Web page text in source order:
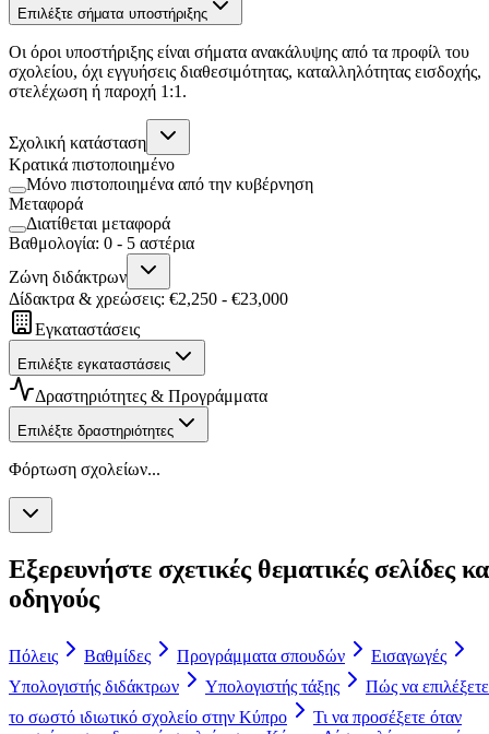
Επιλέξτε σήματα υποστήριξης
Οι όροι υποστήριξης είναι σήματα ανακάλυψης από τα προφίλ του
σχολείου, όχι εγγυήσεις διαθεσιμότητας, καταλληλότητας εισδοχής,
στελέχωση ή παροχή 1:1.
Σχολική κατάσταση
Κρατικά πιστοποιημένο
Μόνο πιστοποιημένα από την κυβέρνηση
Μεταφορά
Διατίθεται μεταφορά
Βαθμολογία: 0 - 5 αστέρια
Ζώνη διδάκτρων
Δίδακτρα & χρεώσεις: €2,250 - €23,000
Εγκαταστάσεις
Επιλέξτε εγκαταστάσεις
Δραστηριότητες & Προγράμματα
Επιλέξτε δραστηριότητες
Φόρτωση σχολείων...
Εξερευνήστε σχετικές θεματικές σελίδες
οδηγούς
Πόλεις Βαθμίδες Προγράμματα σπουδών
Εισαγωγές
Υπολογιστής διδάκτρων
Υπολογιστής τάξης
Πώς να επιλέξετε
το σωστό ιδιωτικό σχολείο στην Κύπρο
Τι να προσέξετε όταν